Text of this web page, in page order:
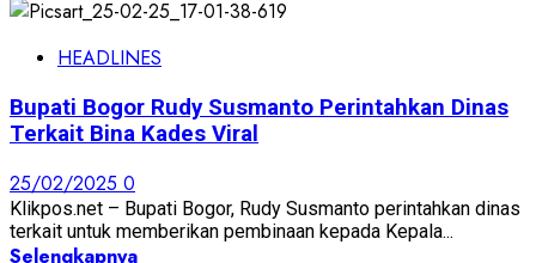
HEADLINES
Bupati Bogor Rudy Susmanto Perintahkan Dinas
Terkait Bina Kades Viral
25/02/2025 0
Klikpos.net – Bupati Bogor, Rudy Susmanto perintahkan dinas
terkait untuk memberikan pembinaan kepada Kepala...
Selengkapnya